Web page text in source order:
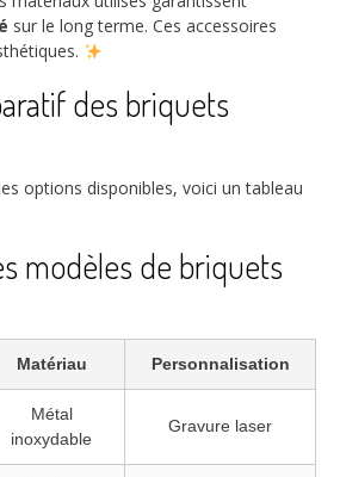
sur le long terme. Ces accessoires
des briquets
options disponibles, voici un tableau
modèles de briquets
Matériau Personnalisation
Métal
inoxydable
Gravure laser